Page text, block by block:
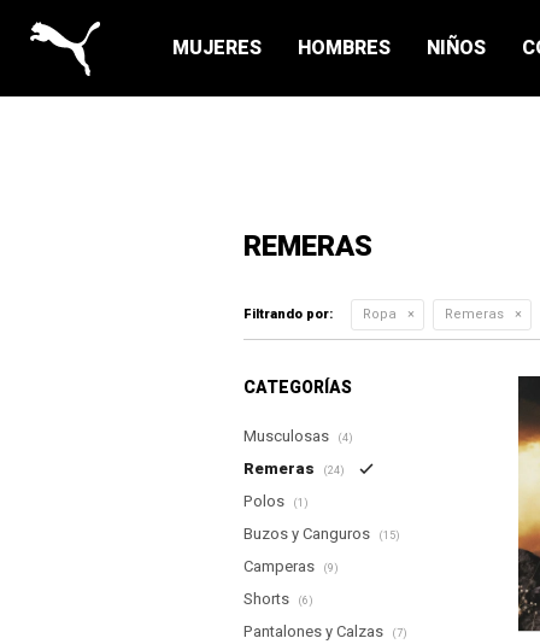
MUJERES HOMBRES NIÑOS
REMERAS
Filtrando por: Ropa Remeras
CATEGORÍAS
Musculosas (4)
Remeras (24)
Polos (1)
Buzos y Canguros (15)
Camperas (9)
Shorts (6)
Pantalones y Calzas (7)